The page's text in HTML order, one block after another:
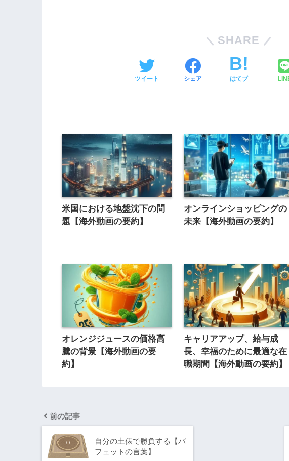
SHARE
ツイート シェア はてブ
米国における地盤沈下の問
題【海外動画の要約】
オンラインショッピングの
未来【海外動画の要約】
オレンジジュースの価格高
騰の背景【海外動画の要
約】
キャリアアップ、給与成
長、幸福のために最適な在
職期間【海外動画の要約】
前の記事
自分の土俵で勝負する【バ
フェットの言葉】